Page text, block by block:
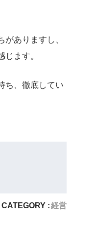
ありますし、
ます。
ち、徹底してい
CATEGORY :経営